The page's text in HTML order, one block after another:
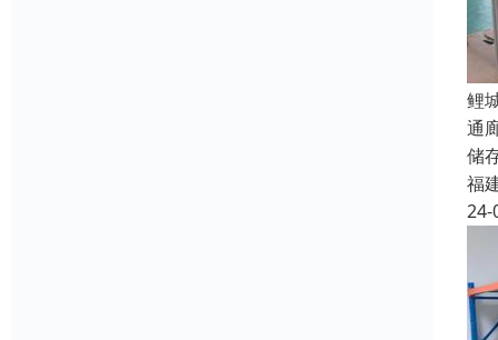
鲤
通
储
福
24-